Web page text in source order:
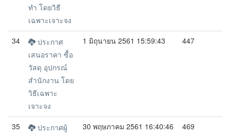
ทำ โดยวิธี
เฉพาะเจาะจง
34
ประกาศ
เสนอราคา ซื้อ
วัสดุ อุปกรณ์
สำนักงาน โดย
วิธีเฉพาะ
เจาะจง
1 มิถุนายน 2561 15:59:43 447
35
ประกาศผู้
30 พฤษภาคม 2561 16:40:46 469